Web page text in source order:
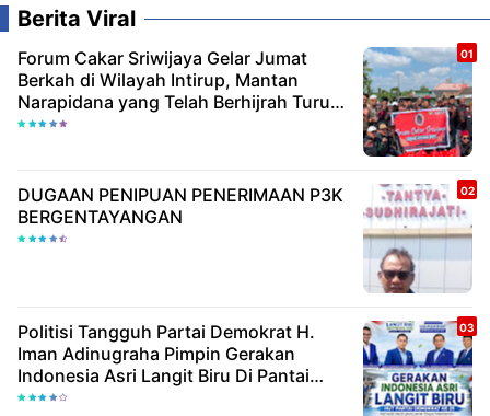
Berita Viral
Forum Cakar Sriwijaya Gelar Jumat
Berkah di Wilayah Intirup, Mantan
Narapidana yang Telah Berhijrah Turut
Berbagi Kebaikan
DUGAAN PENIPUAN PENERIMAAN P3K
BERGENTAYANGAN
Politisi Tangguh Partai Demokrat H.
Iman Adinugraha Pimpin Gerakan
Indonesia Asri Langit Biru Di Pantai
Citepus